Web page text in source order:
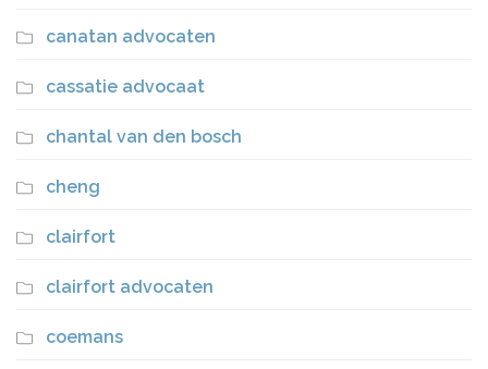
canatan advocaten
cassatie advocaat
chantal van den bosch
cheng
clairfort
clairfort advocaten
coemans